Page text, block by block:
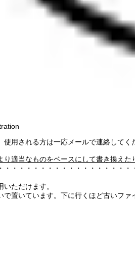
用される方は一応メールで連絡してく
当なものをベースにして書き換えた
・・・・・・・・・・・・・・・・・
ただけます。
置いています。下に行くほど古いファ